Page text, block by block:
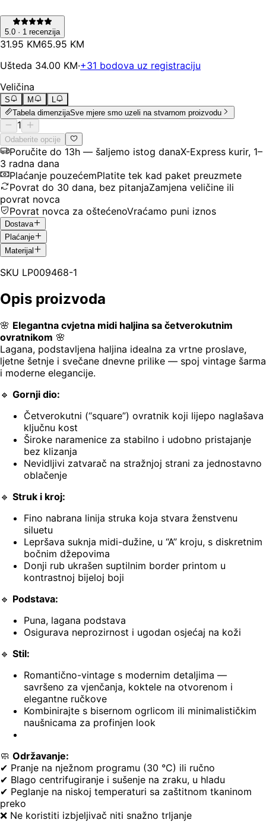
5.0 · 1 recenzija
31.95 KM65.95 KM
Ušteda 34.00 KM·+31 bodova uz registraciju
Veličina
S M
Tabela dimenzijaSve mjere smo uzeli na stvarnom proizvodu
1
Odaberite opcije
Poručite do 13h — šaljemo istog danaX-Express kurir, 1–
3 radna dana
Plaćanje pouzećemPlatite tek kad paket preuzmete
Povrat do 30 dana, bez pitanjaZamjena veličine ili
povrat novca
Povrat novca za oštećenoVraćamo puni iznos
Dostava
Plaćanje
Materijal
SKU LP009468-1
Opis proizvoda
🌸 Elegantna cvjetna midi haljina sa četverokutnim
ovratnikom 🌸
Lagana, podstavljena haljina idealna za vrtne proslave,
ljetne šetnje i svečane dnevne prilike — spoj vintage šarma
i moderne elegancije.
🔹 Gornji dio:
Četverokutni (“square”) ovratnik koji lijepo naglašava
ključnu kost
Široke naramenice za stabilno i udobno pristajanje
bez klizanja
Nevidljivi zatvarač na stražnjoj strani za jednostavno
oblačenje
🔹 Struk i kroj:
Fino nabrana linija struka koja stvara ženstvenu
siluetu
Lepršava suknja midi-dužine, u “A” kroju, s diskretnim
bočnim džepovima
Donji rub ukrašen suptilnim border printom u
kontrastnoj bijeloj boji
🔹 Podstava:
Puna, lagana podstava
Osigurava neprozirnost i ugodan osjećaj na koži
🔹 Stil:
Romantično-vintage s modernim detaljima —
savršeno za vjenčanja, koktele na otvorenom i
elegantne ručkove
Kombinirajte s bisernom ogrlicom ili minimalističkim
naušnicama za profinjen look
🧼 Održavanje:
✔ Pranje na nježnom programu (30 °C) ili ručno
✔ Blago centrifugiranje i sušenje na zraku, u hladu
✔ Peglanje na niskoj temperaturi sa zaštitnom tkaninom
preko
❌ Ne koristiti izbjeljivač niti snažno trljanje